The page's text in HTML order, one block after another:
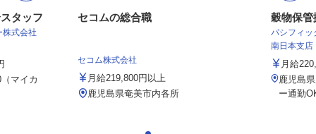
タッフ
株式会社
マイカ
セコムの総合職
セコム株式会社
月給219,800円以上
鹿児島県奄美市内各所
穀物保管
パシフィ
南日本支店
月給
鹿児島
ー通勤